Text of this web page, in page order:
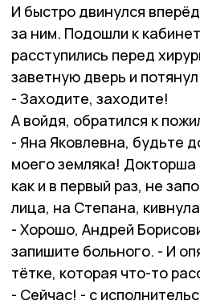
И быстро двинулся
за ним. Подошли к
расступились перед
заветную дверь и
- Заходите, заходите!
А войдя, обратился к
- Яна Яковлевна, будьте
моего земляка! Докторша
как и в первый раз, не
лица, на Степана,
- Хорошо, Андрей
запишите больного. - И
тётке, которая что-то
- Сейчас! - с